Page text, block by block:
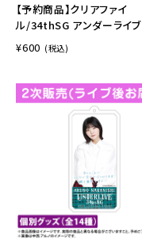
【予約商品】クリアファイ
ル/34thSG アンダーライブ
¥600 (税込)